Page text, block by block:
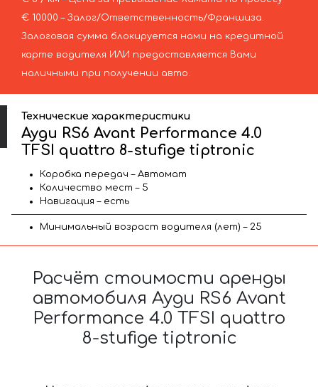
€ 10000 – Залог/Ответственность/Франшиза.
Залоговая сумма блокируется нами на кредитной
карте водителя ИЛИ предоставляется Вами
наличными при получении авто.
Технические характеристики
Ауди RS6 Avant Performance 4.0
TFSI quattro 8-stufige tiptronic
Коробка передач – Автомат
Количество мест – 5
Навигация – есть
Минимальный возраст водителя (лет) – 25
Расчёт стоимости аренды
автомобиля Ауди RS6 Avant
Performance 4.0 TFSI quattro
8-stufige tiptronic